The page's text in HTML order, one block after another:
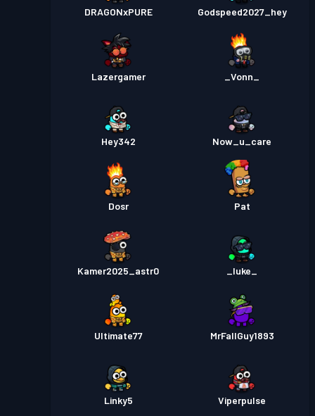
DRAGONxPURE Godspeed2027_hey
Lazergamer _Vonn_
Hey342 Now_u_care
Dosr Pat
Kamer2025_astr0 _luke_
Ultimate77 MrFallGuy1893
Linky5 Viperpulse